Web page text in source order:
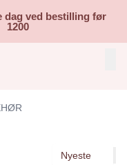
dag ved bestilling før
1200
Nyeste